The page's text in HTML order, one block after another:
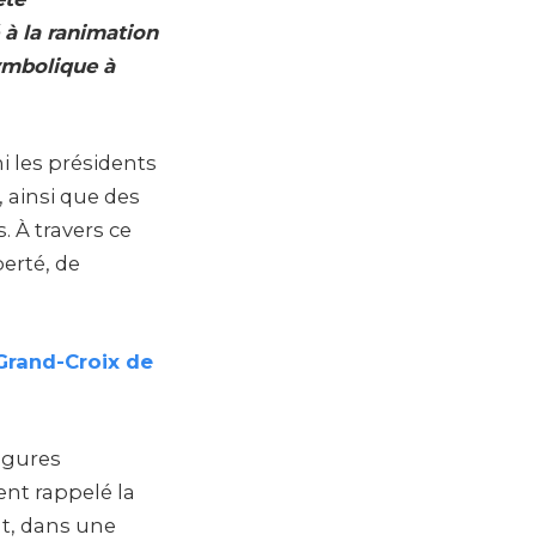
à la ranimation
à
les présidents
que des
À travers ce
de
Croix de
rappelé la
dans une